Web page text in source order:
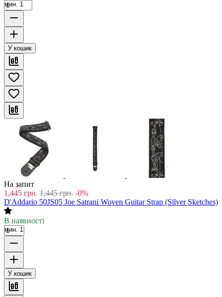
мин. 1
У кошик
На запит
1,445 грн. 1,445 грн. -0%
D'Addario 50JS05 Joe Satrani Woven Guitar Strap (Silver Sketches)
В наявності
мин. 1
У кошик